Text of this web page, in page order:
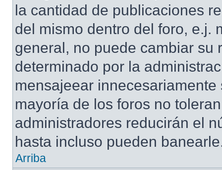
la cantidad de publicaciones
del mismo dentro del foro, e.j.
general, no puede cambiar su
determinado por la
mensajeear
mayoría de los foros no
administradores reducirán el
hasta incluso pueden
Arriba